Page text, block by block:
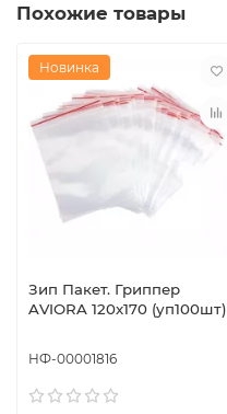
Похожие товары
Новинка
Зип Пакет. Гриппер
AVIORA 120х170 (уп100шт)
НФ-00001816